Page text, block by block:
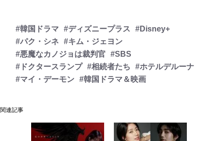
#韓国ドラマ #ディズニープラス
#Disney+
#パク・シネ
#キム・ジェヨン
#悪魔なカノジョは裁判官 #SBS
#ドクタースランプ #相続者たち
#ホテルデルーナ
#マイ・デーモン #韓国ドラマ＆映画
関連記事